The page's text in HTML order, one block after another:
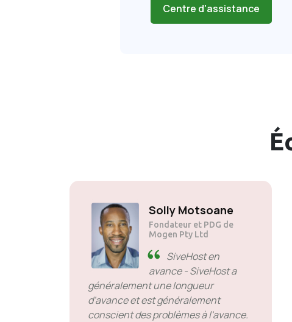
Centre d'assistance
Solly Motsoane
Fondateur et PDG de
Mogen Pty Ltd
SiveHost en
avance - SiveHost a
généralement une longueur
d'avance et est généralement
conscient des problèmes à l'avance.